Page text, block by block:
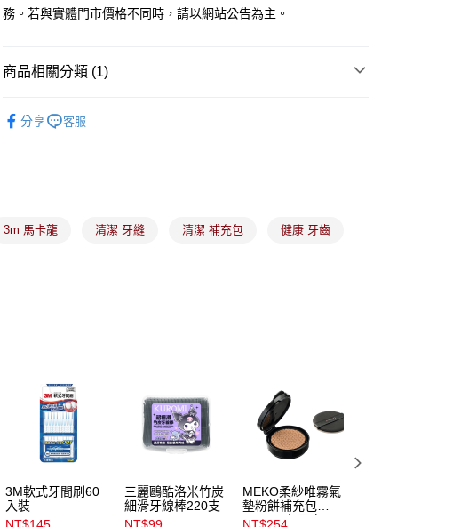
全盈+PAY
相關說明
【大哥付你分期使用說明】
2.付款方式選擇「大哥付你分期」，訂單成立後會自動跳轉到大哥付的交易
流程，驗證手機門號後，選擇欲分期的期數、繳款截止日，確認付款後即
【繳款方式說明】
2.基於同意付款使用「大哥付你分期」之契約關係目的，商店將以您的個人
資料（包含姓名、電話或地址）提供予台灣大哥大進項蒐集、處理及利
用，由本公司與您本人進行分期帳單所需資料之確認、核對及更正。
3.完整用戶服務條款，請詳閱以下連結： https://oppay.tw/userRule
每筆NT$100，滿NT$899(含以上)免運費
每筆NT$100，滿NT$399(含以上)免運費
務。若與實體門市價格不同時，請以網站公告為主。
商品相關分類 (1)
分享
客服
3m 馬卡龍 清潔 牙縫 清潔 補充包 健康 牙齒
3M軟式牙間刷60
入裝
三麗鷗酷洛米竹炭
細滑牙線棒220支
MEKO柔紗唯霧氣
墊粉餅補充包
12g_02象牙白